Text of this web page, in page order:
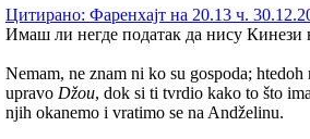
Цитирано: Фаренхајт на 20.13 ч.
Имаш ли негде податак да нису
Nemam, ne znam ni ko su gospoda;
upravo Džou, dok si ti tvrdio kako to što
njih okanemo i vratimo se na Andželinu.